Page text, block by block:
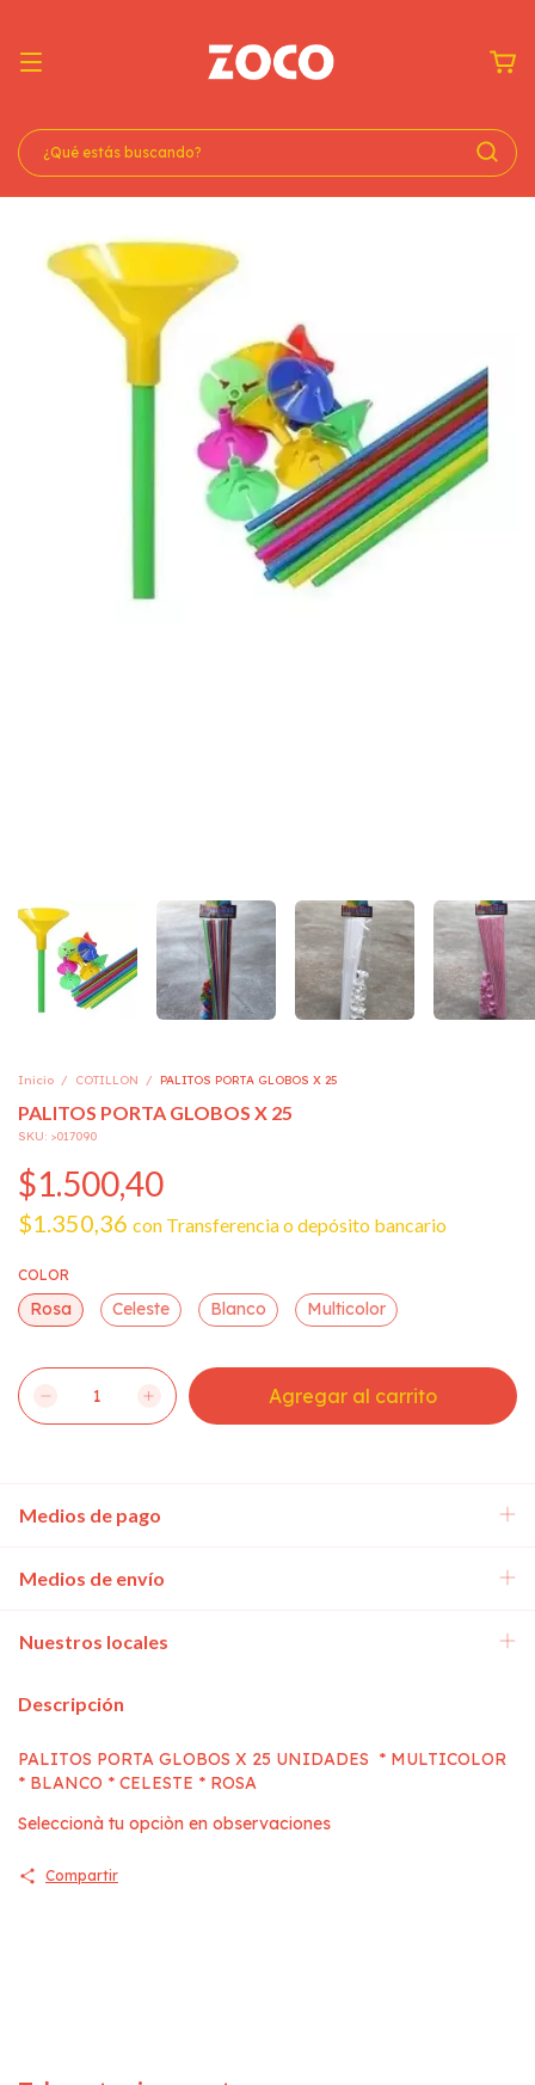
Inicio / COTILLON / PALITOS PORTA GLOBOS X 25
PALITOS PORTA GLOBOS X 25
SKU: >017090
$1.500,40
$1.350,36 con Transferencia o depósito bancario
COLOR
Rosa Celeste Blanco Multicolor
Medios de pago
Medios de envío
Nuestros locales
Descripción
PALITOS PORTA GLOBOS X 25 UNIDADES * MULTICOLOR
* BLANCO * CELESTE * ROSA
Seleccionà tu opciòn en observaciones
Compartir